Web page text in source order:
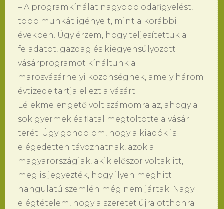
– A programkínálat nagyobb odafigyelést,
több munkát igényelt, mint a korábbi
években. Úgy érzem, hogy teljesítettük a
feladatot, gazdag és kiegyensúlyozott
vásárprogramot kínáltunk a
marosvásárhelyi közönségnek, amely három
évtizede tartja el ezt a vásárt.
Lélekmelengető volt számomra az, ahogy a
sok gyermek és fiatal megtöltötte a vásár
terét. Úgy gondolom, hogy a kiadók is
elégedetten távozhatnak, azok a
magyarországiak, akik először voltak itt,
meg is jegyezték, hogy ilyen meghitt
hangulatú szemlén még nem jártak. Nagy
elégtételem, hogy a szeretet újra otthonra